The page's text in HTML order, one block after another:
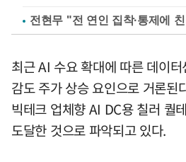
전현무 "전 연인 집착·통제에
최근 AI 수요 확대에 따른 데이
감도 주가 상승 요인으로 거론된
빅테크 업체향 AI DC용 칠러 퀄
도달한 것으로 파악되고 있다.